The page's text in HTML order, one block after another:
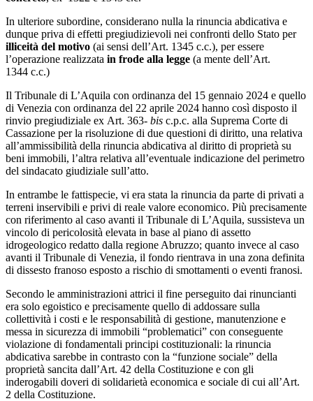
In ulteriore subordine, considerano nulla la rinuncia abdicativa e
dunque priva di effetti pregiudizievoli nei confronti dello Stato per
illiceità del motivo (ai sensi dell’Art. 1345 c.c.), per essere
l’operazione realizzata in frode alla legge (a mente dell’Art.
1344 c.c.)
Il Tribunale di L’Aquila con ordinanza del 15 gennaio 2024 e quello
di Venezia con ordinanza del 22 aprile 2024 hanno così disposto il
rinvio pregiudiziale ex Art. 363- bis c.p.c. alla Suprema Corte di
Cassazione per la risoluzione di due questioni di diritto, una relativa
all’ammissibilità della rinuncia abdicativa al diritto di proprietà su
beni immobili, l’altra relativa all’eventuale indicazione del perimetro
del sindacato giudiziale sull’atto.
In entrambe le fattispecie, vi era stata la rinuncia da parte di privati a
terreni inservibili e privi di reale valore economico. Più precisamente
con riferimento al caso avanti il Tribunale di L’Aquila, sussisteva un
vincolo di pericolosità elevata in base al piano di assetto
idrogeologico redatto dalla regione Abruzzo; quanto invece al caso
avanti il Tribunale di Venezia, il fondo rientrava in una zona definita
di dissesto franoso esposto a rischio di smottamenti o eventi franosi.
Secondo le amministrazioni attrici il fine perseguito dai rinuncianti
era solo egoistico e precisamente quello di addossare sulla
collettività i costi e le responsabilità di gestione, manutenzione e
messa in sicurezza di immobili “problematici” con conseguente
violazione di fondamentali principi costituzionali: la rinuncia
abdicativa sarebbe in contrasto con la “funzione sociale” della
proprietà sancita dall’Art. 42 della Costituzione e con gli
inderogabili doveri di solidarietà economica e sociale di cui all’Art.
2 della Costituzione.